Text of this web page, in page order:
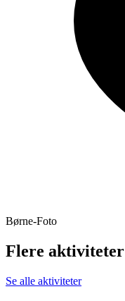
Børne-Foto
Flere aktiviteter
Se alle aktiviteter